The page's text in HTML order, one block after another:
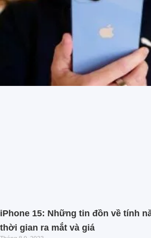
iPhone 15: Những tin đồn về tính
thời gian ra mắt và giá